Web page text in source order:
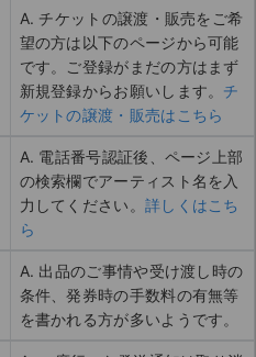
A. チケットの譲渡・販売をご希
望の方は以下のページから可能
です。ご登録がまだの方はまず
新規登録からお願いします。 チ
ケットの譲渡・販売はこちら
A. 電話番号認証後、ページ上部
の検索欄でアーティスト名を入
力してください。 詳しくはこち
ら
A. 出品のご事情や受け渡し時の
条件、発券時の手数料の有無等
を書かれる方が多いようです。